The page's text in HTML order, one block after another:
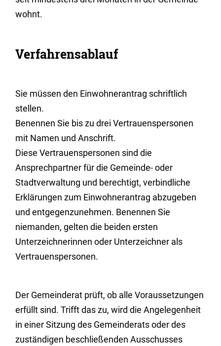
wohnt.
Verfahrensablauf
Sie müssen den Einwohnerantrag schriftlich
stellen.
Benennen Sie bis zu drei Vertrauenspersonen
mit Namen und Anschrift.
Diese Vertrauenspersonen sind die
Ansprechpartner für die Gemeinde- oder
Stadtverwaltung und berechtigt, verbindliche
Erklärungen zum Einwohnerantrag abzugeben
und entgegenzunehmen. Benennen Sie
niemanden, gelten die beiden ersten
Unterzeichnerinnen oder Unterzeichner als
Vertrauenspersonen.
Der Gemeinderat prüft, ob alle Voraussetzungen
erfüllt sind. Trifft das zu, wird die Angelegenheit
in einer Sitzung des Gemeinderats oder des
zuständigen beschließenden Ausschusses